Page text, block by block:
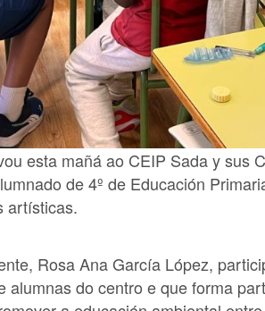
esta mañá ao CEIP Sada y sus
de 4º de Educación
artísticas.
Rosa Ana García López,
alumnas do centro e que forma